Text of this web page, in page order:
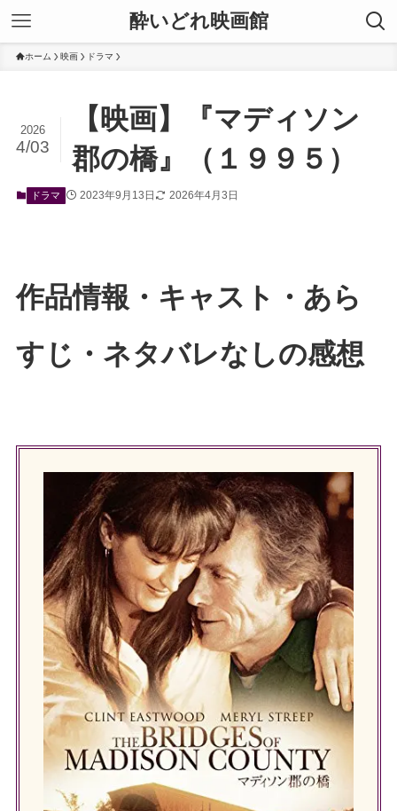
酔いどれ映画館
ホーム 映画 ドラマ
【映画】『マディソン
郡の橋』（１９９５）
2026
4/03
ドラマ 2023年9月13日 2026年4月3日
作品情報・キャスト・あら
すじ・ネタバレなしの感想